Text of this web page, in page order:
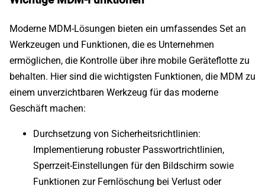
Moderne MDM-Lösungen bieten ein umfassendes Set an
Werkzeugen und Funktionen, die es Unternehmen
ermöglichen, die Kontrolle über ihre mobile Geräteflotte zu
behalten. Hier sind die wichtigsten Funktionen, die MDM zu
einem unverzichtbaren Werkzeug für das moderne
Geschäft machen:
Durchsetzung von Sicherheitsrichtlinien:
Implementierung robuster Passwortrichtlinien,
Sperrzeit-Einstellungen für den Bildschirm sowie
Funktionen zur Fernlöschung bei Verlust oder